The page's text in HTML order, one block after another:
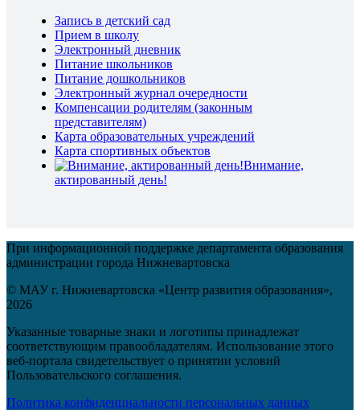
Запись в детский сад
Прием в школу
Электронный дневник
Питание школьников
Питание дошкольников
Электронный журнал очередности
Компенсации родителям (законным
представителям)
Карта образовательных учреждений
Карта спортивных объектов
Внимание,
актированный день!
При информационной поддержке департамента образования
администрации города Нижневартовска
© МАУ г. Нижневартовска «Центр развития образования»,
2026
Указанные товарные знаки и логотипы принадлежат
соответствующим правообладателям. Использование этого
веб-портала свидетельствует о принятии условий
Пользовательского соглашения.
Политика конфиденциальности персональных данных